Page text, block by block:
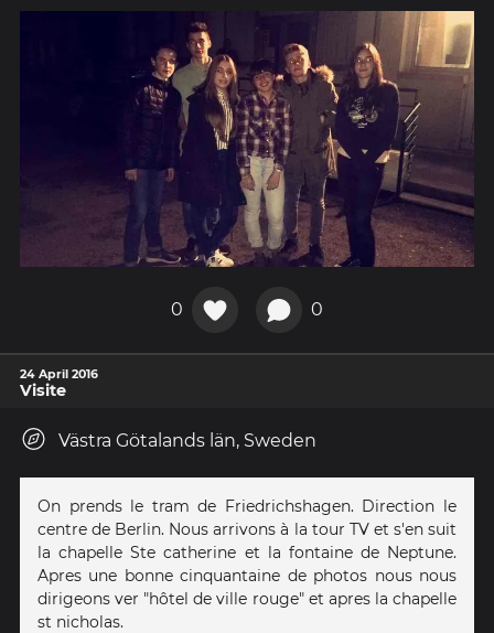
0 0
24 April 2016
Visite
Västra Götalands län, Sweden
On prends le tram de Friedrichshagen. Direction le
centre de Berlin. Nous arrivons à la tour TV et s'en suit
la chapelle Ste catherine et la fontaine de Neptune.
Apres une bonne cinquantaine de photos nous nous
dirigeons ver "hôtel de ville rouge" et apres la chapelle
st nicholas.